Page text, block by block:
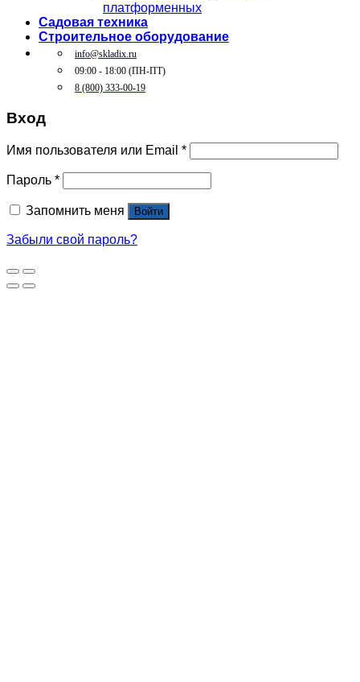
платформенных
Садовая техника
Строительное оборудование
info@skladix.ru
09:00 - 18:00 (ПН-ПТ)
8 (800) 333-00-19
Вход
Имя пользователя или Email *
Пароль *
Запомнить меня Войти
Забыли свой пароль?